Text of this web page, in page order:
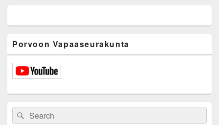
Porvoon Vapaaseurakunta
Search
for:
Search